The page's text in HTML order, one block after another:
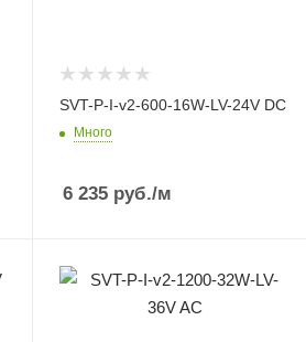
SVT-P-I-v2-600-16W-LV-24V DC
Много
6 235руб./м